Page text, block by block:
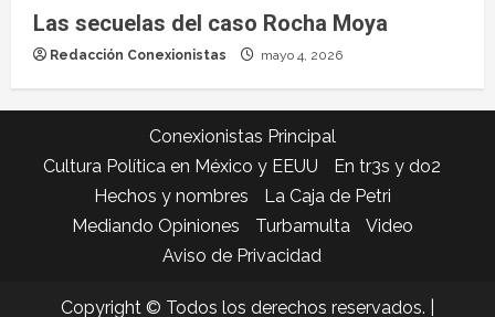
Las secuelas del caso Rocha Moya
Redacción Conexionistas mayo 4, 2026
Conexionistas Principal
Cultura Política en México y EEUU
En tr3s y do2
Hechos y nombres
La Caja de Petri
Mediando Opiniones
Turbamulta
Video
Aviso de Privacidad
Copyright © Todos los derechos reservados.